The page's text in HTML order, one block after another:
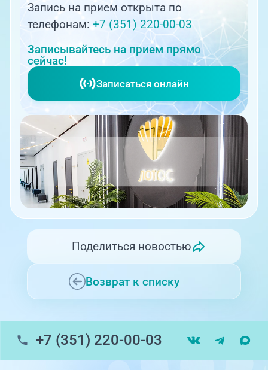
Запись на прием открыта по
телефонам:+7 (351) 220-00-03
Записывайтесь на прием прямо
сейчас!
Записаться онлайн
Возврат к списку
Поделиться новостью
+7 (351) 220-00-03